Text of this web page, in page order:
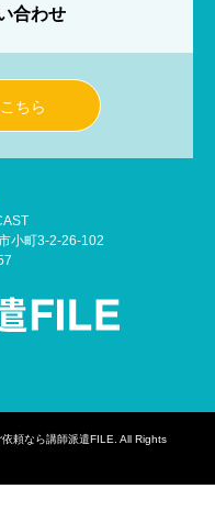
合わせ
ちら
小町3-2-26-102
頼なら講師派遣FILE . All Rights